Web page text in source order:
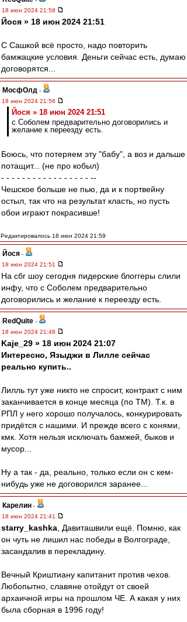
18 июн 2024 21:58
Йося » 18 июн 2024 21:51
С Сашкой всё просто, надо повторить
бамжацкие условия. Деньги сейчас есть, думаю
договорятся...
МосфОлд -
18 июн 2024 21:56
Йося » 18 июн 2024 21:51
с Соболем предварительно договорились и
желание к переезду есть.
Боюсь, что потеряем эту "бабу", а воз и дальше
потащит... (не про кобыл)
- - - - - - - - - - - - - - - - - --
Чешское больше не пью, да и к портвейну
остыл, так что на результат класть, но пусть
обои играют покрасивше!
Редактировалось 18 июн 2024 21:59
Йося -
18 июн 2024 21:51
На сбг шоу сегодня пидерские блоггеры слили
инфу, что с Соболем предварительно
договорились и желание к переезду есть.
RedQuite -
18 июн 2024 21:48
Kaje_29 » 18 июн 2024 21:07
Интересно, Языджи в Лилле сейчас
реально купить..
Лилль тут уже никто не спросит, контракт с ним
заканчивается в конце месяца (по ТМ). Т.к. в
РПЛ у него хорошо получалось, конкурировать
придётся с нашими. И прежде всего с конями,
кмк. Хотя нельзя исключать бамжей, быков и
мусор...
Ну а так - да, реально, только если он с кем-
нибудь уже не договорился заранее...
Карелин -
18 июн 2024 21:41
starry_kashka , Давиташвили ещё. Помню, как
он чуть не лишил нас победы в Волгограде,
засандалив в перекладину.
Вечный Криштиану капитанит против чехов.
Любопытно, славяне отойдут от своей
архаичной игры на прошлом ЧЕ. А какая у них
была сборная в 1996 году!